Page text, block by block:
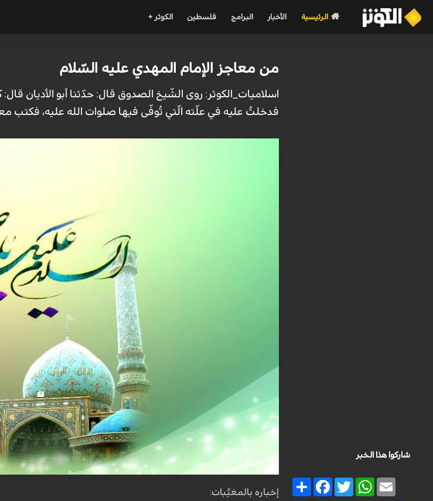
الرئيسية الأخبار البرامج فلسطين الكوثر +
شاركوا هذا الخبر
Share
FacebookTwitter
WhatsAppEmail
من معاجز الإمام المهدي عليه السّلام
اسلاميات_الكوثر: روى الشّیخ الصّدوق قال: حدّثنا أبو الأدیان
فدخلتُ علیه في علّته الّتي تُوفّی فیها صلوات الله علیه، فکتب
إخباره بالمغیَّبات: